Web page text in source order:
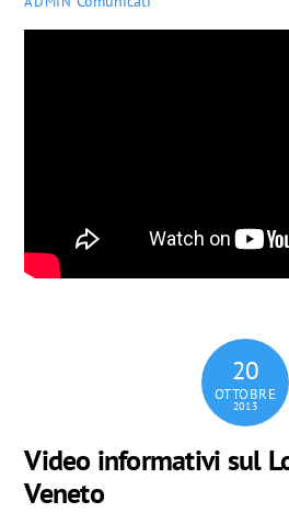
20
OTTOBRE
2013
Video informativi sul
Veneto